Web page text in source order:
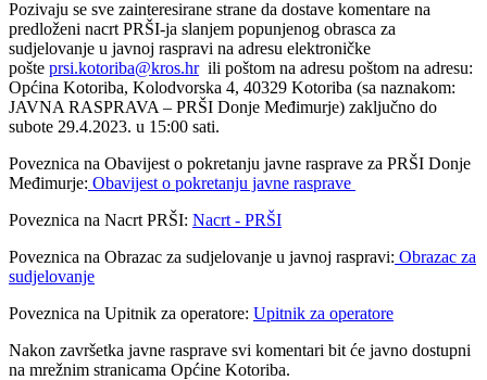
Pozivaju se sve zainteresirane strane da dostave komentare na
predloženi nacrt PRŠI-ja slanjem popunjenog obrasca za
sudjelovanje u javnoj raspravi na adresu elektroničke
pošte prsi.kotoriba@kros.hrili poštom na adresu poštom na adresu:
Općina Kotoriba, Kolodvorska 4, 40329 Kotoriba (sa naznakom:
JAVNA RASPRAVA – PRŠI Donje Međimurje) zaključno do
subote 29.4.2023. u 15:00 sati.
Poveznica na Obavijest o pokretanju javne rasprave za PRŠI Donje
Međimurje: Obavijest o pokretanju javne rasprave
Poveznica na Nacrt PRŠI: Nacrt - PRŠI
Poveznica na Obrazac za sudjelovanje u javnoj raspravi: Obrazac za
sudjelovanje
Poveznica na Upitnik za operatore: Upitnik za operatore
Nakon završetka javne rasprave svi komentari bit će javno dostupni
na mrežnim stranicama Općine Kotoriba.